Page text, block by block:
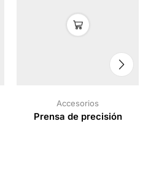
Accesorios
Prensa de precisión